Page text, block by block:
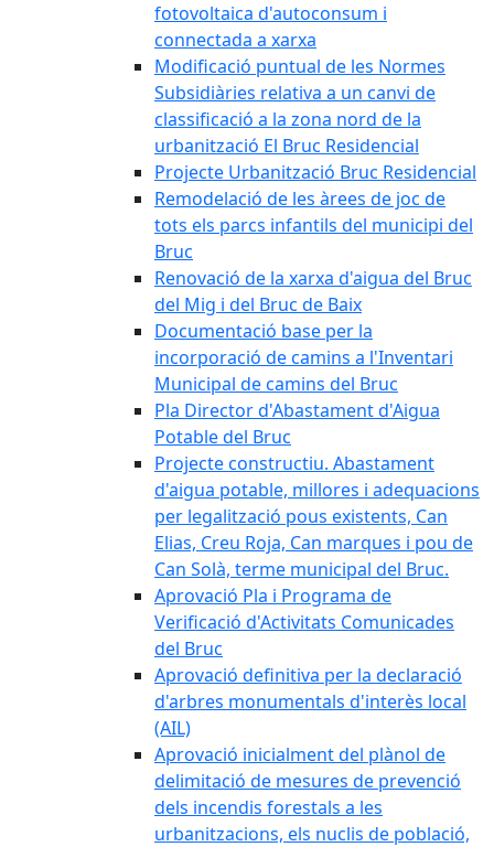
fotovoltaica d'autoconsum i
connectada a xarxa
Modificació puntual de les Normes
Subsidiàries relativa a un canvi de
classificació a la zona nord de la
urbanització El Bruc Residencial
Projecte Urbanització Bruc Residencial
Remodelació de les àrees de joc de
tots els parcs infantils del municipi del
Bruc
Renovació de la xarxa d'aigua del Bruc
del Mig i del Bruc de Baix
Documentació base per la
incorporació de camins a l'Inventari
Municipal de camins del Bruc
Pla Director d'Abastament d'Aigua
Potable del Bruc
Projecte constructiu. Abastament
d'aigua potable, millores i adequacions
per legalització pous existents, Can
Elias, Creu Roja, Can marques i pou de
Can Solà, terme municipal del Bruc.
Aprovació Pla i Programa de
Verificació d'Activitats Comunicades
del Bruc
Aprovació definitiva per la declaració
d'arbres monumentals d'interès local
(AIL)
Aprovació inicialment del plànol de
delimitació de mesures de prevenció
dels incendis forestals a les
urbanitzacions, els nuclis de població,